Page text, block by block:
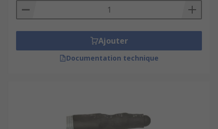
Ajouter
Documentation technique